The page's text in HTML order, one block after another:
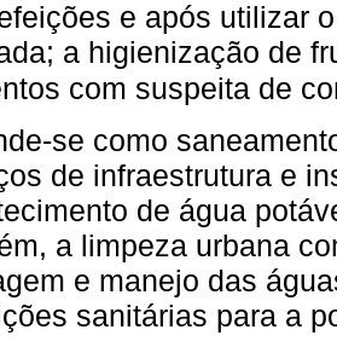
e após utilizar
a higienização de
com suspeita de
se como
de infraestrutura e
de água
a limpeza urbana
e manejo das
sanitárias para a